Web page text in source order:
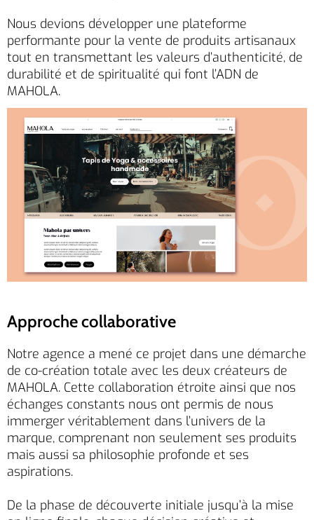
Nous devions développer une plateforme
performante pour la vente de produits artisanaux
tout en transmettant les valeurs d’authenticité, de
durabilité et de spiritualité qui font l’ADN de
MAHOLA.
Approche collaborative
Notre agence a mené ce projet dans une démarche
de co-création totale avec les deux créateurs de
MAHOLA. Cette collaboration étroite ainsi que nos
échanges constants nous ont permis de nous
immerger véritablement dans l’univers de la
marque, comprenant non seulement ses produits
mais aussi sa philosophie profonde et ses
aspirations.
De la phase de découverte initiale jusqu’à la mise